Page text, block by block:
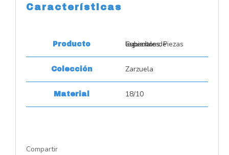
Características
Producto Cubiertos de legumbres, Piezas especiales
Colección Zarzuela
Material 18/10
Compartir